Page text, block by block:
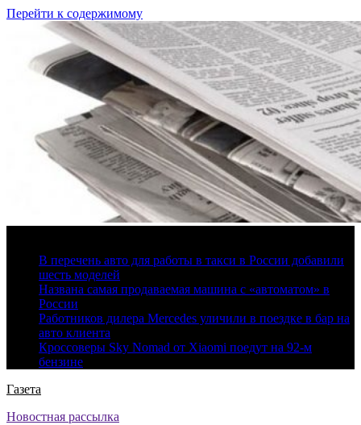
Перейти к содержимому
В перечень авто для работы в такси в России добавили
шесть моделей
Названа самая продаваемая машина с «автоматом» в
России
Работников дилера Mercedes уличили в поездке в бар на
авто клиента
Кроссоверы Sky Nomad от Xiaomi поедут на 92-м
бензине
Газета
Новостная рассылка